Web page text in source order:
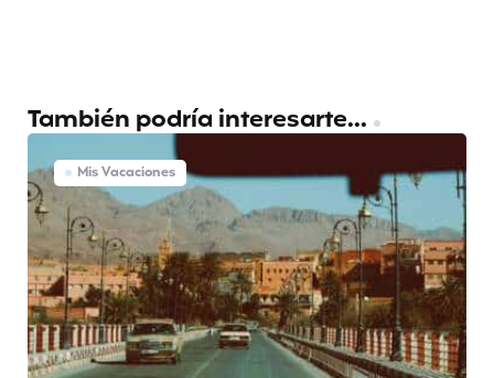
También podría interesarte...
Mis Vacaciones